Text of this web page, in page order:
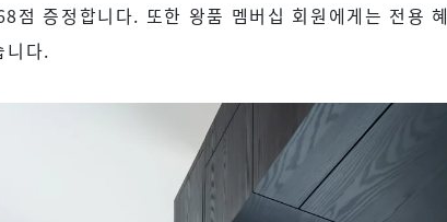
점 증정합니다. 또한 왕품 멤버십 회원에게는 전용
니다.